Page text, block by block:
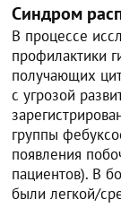
Синдром
В процессе
профилактики
получающих
с угрозой
группы
появления
пациентов). В
были легкой/